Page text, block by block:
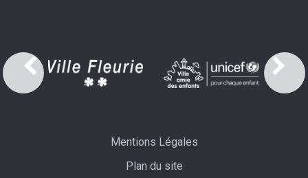
Mentions Légales
Plan du site